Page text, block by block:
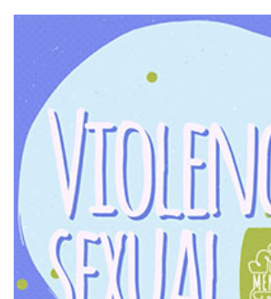
Emociones
Salud fí­sica y salud
mental
Trastornos del sueño
Depresión
Ansiedad
Trastorno del Espectro
Autista (TEA)
Trastorno Límite de la
Personalidad (TLP)